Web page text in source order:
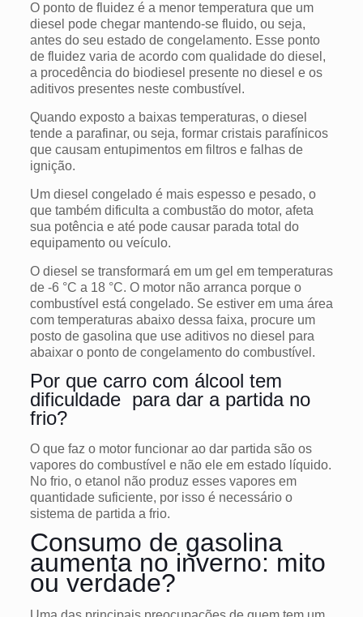
O ponto de fluidez é a menor temperatura que um
diesel pode chegar mantendo-se fluido, ou seja,
antes do seu estado de congelamento. Esse ponto
de fluidez varia de acordo com qualidade do diesel,
a procedência do biodiesel presente no diesel e os
aditivos presentes neste combustível.
Quando exposto a baixas temperaturas, o diesel
tende a parafinar, ou seja, formar cristais parafínicos
que causam entupimentos em filtros e falhas de
ignição.
Um diesel congelado é mais espesso e pesado, o
que também dificulta a combustão do motor, afeta
sua potência e até pode causar parada total do
equipamento ou veículo.
O diesel se transformará em um gel em temperaturas
de -6 °C a 18 °C. O motor não arranca porque o
combustível está congelado. Se estiver em uma área
com temperaturas abaixo dessa faixa, procure um
posto de gasolina que use aditivos no diesel para
abaixar o ponto de congelamento do combustível.
Por que carro com álcool tem
dificuldade para dar a partida no
frio?
O que faz o motor funcionar ao dar partida são os
vapores do combustível e não ele em estado líquido.
No frio, o etanol não produz esses vapores em
quantidade suficiente, por isso é necessário o
sistema de partida a frio.
Consumo de gasolina
aumenta no inverno: mito
ou verdade?